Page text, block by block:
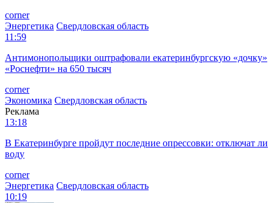
corner
Энергетика Свердловская область
11:59
Антимонопольщики оштрафовали екатеринбургскую «дочку»
«Роснефти» на 650 тысяч
corner
Экономика Свердловская область
Реклама
13:18
В Екатеринбурге пройдут последние опрессовки: отключат ли
воду
corner
Энергетика Свердловская область
10:19